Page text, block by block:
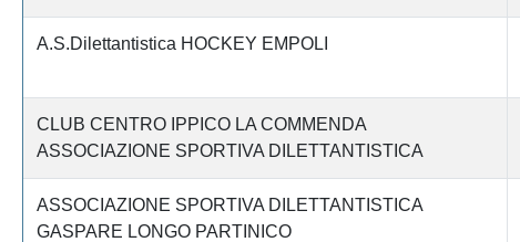
A.S.Dilettantistica HOCKEY EMPOLI
CLUB CENTRO IPPICO LA COMMENDA
ASSOCIAZIONE SPORTIVA DILETTANTISTICA
ASSOCIAZIONE SPORTIVA DILETTANTISTICA
GASPARE LONGO PARTINICO